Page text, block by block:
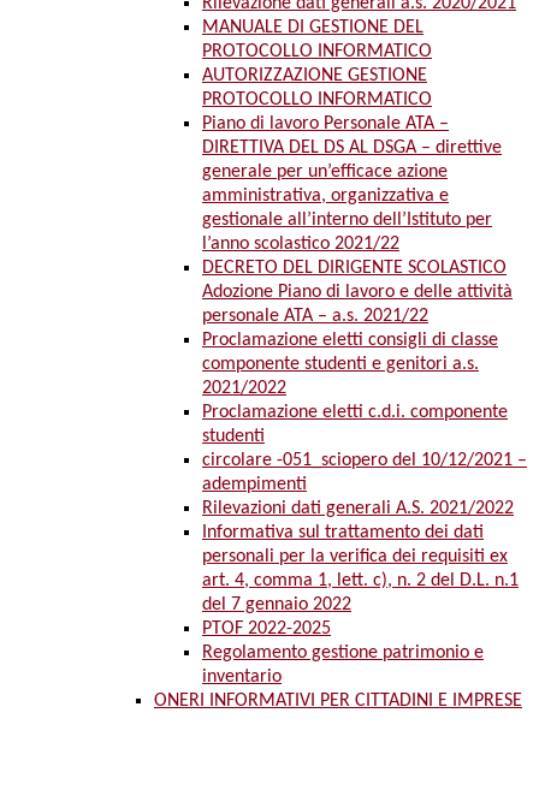
Rilevazione dati generali a.s. 2020/2021
MANUALE DI GESTIONE DEL
PROTOCOLLO INFORMATICO
AUTORIZZAZIONE GESTIONE
PROTOCOLLO INFORMATICO
Piano di lavoro Personale ATA –
DIRETTIVA DEL DS AL DSGA – direttive
generale per un’efficace azione
amministrativa, organizzativa e
gestionale all’interno dell’Istituto per
l’anno scolastico 2021/22
DECRETO DEL DIRIGENTE SCOLASTICO
Adozione Piano di lavoro e delle attività
personale ATA – a.s. 2021/22
Proclamazione eletti consigli di classe
componente studenti e genitori a.s.
2021/2022
Proclamazione eletti c.d.i. componente
studenti
circolare -051_sciopero del 10/12/2021 –
adempimenti
Rilevazioni dati generali A.S. 2021/2022
Informativa sul trattamento dei dati
personali per la verifica dei requisiti ex
art. 4, comma 1, lett. c), n. 2 del D.L. n.1
del 7 gennaio 2022
PTOF 2022-2025
Regolamento gestione patrimonio e
inventario
ONERI INFORMATIVI PER CITTADINI E IMPRESE